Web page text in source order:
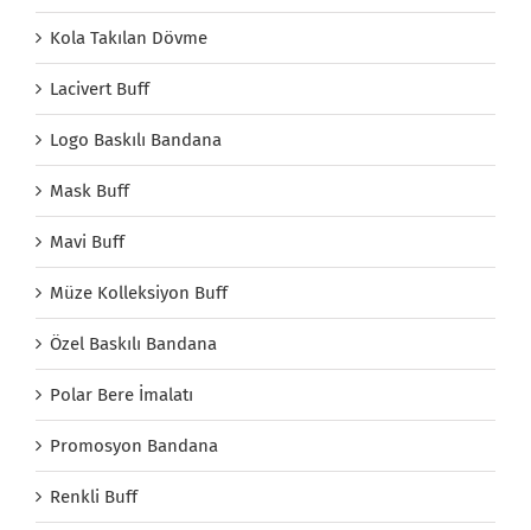
Kola Takılan Dövme
Lacivert Buff
Logo Baskılı Bandana
Mask Buff
Mavi Buff
Müze Kolleksiyon Buff
Özel Baskılı Bandana
Polar Bere İmalatı
Promosyon Bandana
Renkli Buff